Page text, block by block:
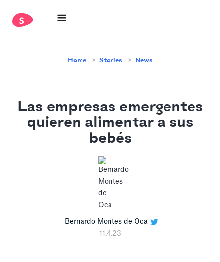
Home Stories News
Las empresas emergentes
quieren alimentar a sus
bebés
Bernardo Montes de Oca
11.4.23